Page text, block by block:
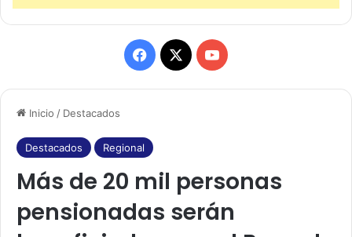
Inicio / Destacados
Destacados Regional
Más de 20 mil personas
pensionadas serán
F
a
e
b
o
X
Y
o
u
b